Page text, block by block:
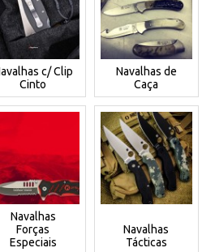
c/ Clip
Cinto
Navalhas de
Caça
Navalhas
Forças
Especiais
Navalhas
Tácticas